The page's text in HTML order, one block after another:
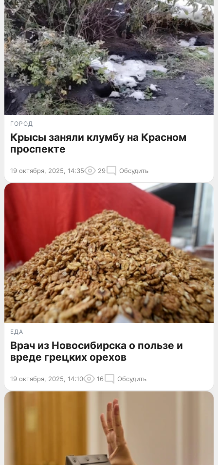
ГОРОД
Крысы заняли клумбу на Красном
проспекте
19 октября, 2025, 14:35 29 Обсудить
ЕДА
Врач из Новосибирска о пользе и
вреде грецких орехов
19 октября, 2025, 14:10 16 Обсудить